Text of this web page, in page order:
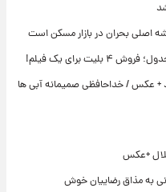
اصلی بحران در بازار مسکن است
برای یک فیلم!
+ عکس / خداحافظی صمیمانه آبی ها
+عکس
به مذاق رضاییان خوش